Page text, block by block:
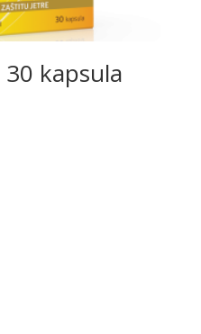
kapsula